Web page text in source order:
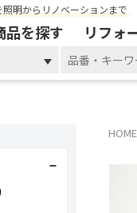
明からリノベーションまで
品を探す リフォ
HOME